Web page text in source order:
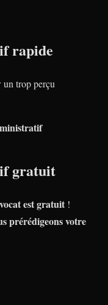
rapide
un trop perçu
gratuit
est gratuit !
prérédigeons votre